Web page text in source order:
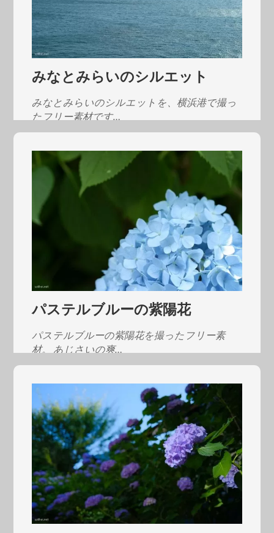
みなとみらいのシルエット
みなとみらいのシルエットを、横浜港で撮っ
たフリー素材です…
パステルブルーの紫陽花
パステルブルーの紫陽花を撮ったフリー素
材。 あじさいの爽…